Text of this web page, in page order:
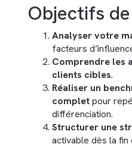
Objectifs
Analyser votre
facteurs
Comprendre les
clients cibles.
Réaliser un
completpour
différenciation.
Structurer une
activable dès la fin